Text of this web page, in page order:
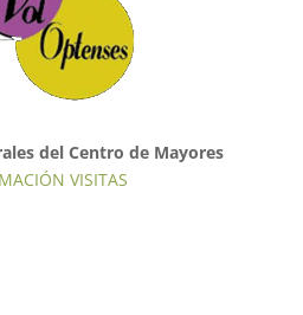
del Centro de Mayores
VISITAS